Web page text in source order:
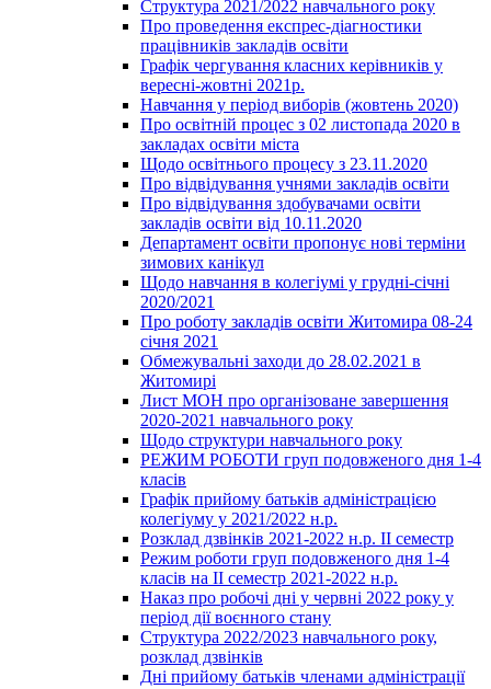
Структура 2021/2022 навчального року
Про проведення експрес-діагностики
працівників закладів освіти
Графік чергування класних керівників у
вересні-жовтні 2021р.
Навчання у період виборів (жовтень 2020)
Про освітній процес з 02 листопада 2020 в
закладах освіти міста
Щодо освітнього процесу з 23.11.2020
Про відвідування учнями закладів освіти
Про відвідування здобувачами освіти
закладів освіти від 10.11.2020
Департамент освіти пропонує нові терміни
зимових канікул
Щодо навчання в колегіумі у грудні-січні
2020/2021
Про роботу закладів освіти Житомира 08-24
січня 2021
Обмежувальні заходи до 28.02.2021 в
Житомирі
Лист МОН про організоване завершення
2020-2021 навчального року
Щодо структури навчального року
РЕЖИМ РОБОТИ груп подовженого дня 1-4
класів
Графік прийому батьків адміністрацією
колегіуму у 2021/2022 н.р.
Розклад дзвінків 2021-2022 н.р. ІІ семестр
Режим роботи груп подовженого дня 1-4
класів на ІІ семестр 2021-2022 н.р.
Наказ про робочі дні у червні 2022 року у
період дії воєнного стану
Структура 2022/2023 навчального року,
розклад дзвінків
Дні прийому батьків членами адміністрації